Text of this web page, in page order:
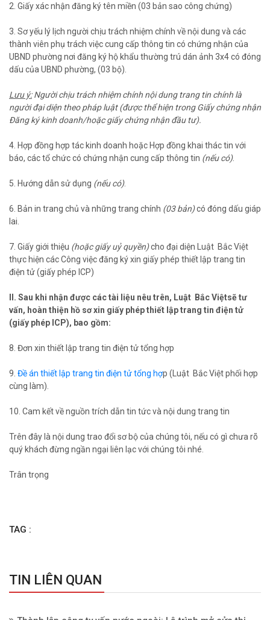
2. Giấy xác nhận đăng ký tên miền (03 bản sao công chứng)
3. Sơ yếu lý lịch người chịu trách nhiệm chính về nội dung và các
thành viên phụ trách việc cung cấp thông tin có chứng nhận của
UBND phường nơi đăng ký hộ khẩu thường trú dán ảnh 3x4 có đóng
dấu của UBND phường, (03 bộ).
Lưu ý:Người chịu trách nhiệm chính nội dung trang tin chính là
người đại diện theo pháp luật (được thể hiện trong Giấy chứng nhận
Đăng ký kinh doanh/hoặc giấy chứng nhận đầu tư).
4. Hợp đồng hợp tác kinh doanh hoặc Hợp đồng khai thác tin với
báo, các tổ chức có chứng nhận cung cấp thông tin (nếu có).
5. Hướng dẫn sử dụng (nếu có).
6. Bản in trang chủ và những trang chính (03 bản)có đóng dấu giáp
lai.
7. Giấy giới thiệu (hoặc giấy uỷ quyền)cho đại diện Luật Bắc Việt
thực hiện các Công việc đăng ký xin giấy phép thiết lập trang tin
điện tử (giấy phép ICP)
II. Sau khi nhận được các tài liệu nêu trên, Luật Bắc Việtsẽ tư
vấn, hoàn thiện hồ sơ xin giấy phép thiết lập trang tin điện tử
(giấy phép ICP), bao gồm:
8. Đơn xin thiết lập trang tin điện tử tổng hợp
9. Đề án thiết lập trang tin điện tử tổng hợp (Luật Bắc Việt phối hợp
cùng làm).
10. Cam kết về nguồn trích dẫn tin tức và nội dung trang tin
Trên đây là nội dung trao đổi sơ bộ của chúng tôi, nếu có gì chưa rõ
quý khách đừng ngần ngại liên lạc với chúng tôi nhé.
Trân trọng
TAG :
TIN LIÊN QUAN